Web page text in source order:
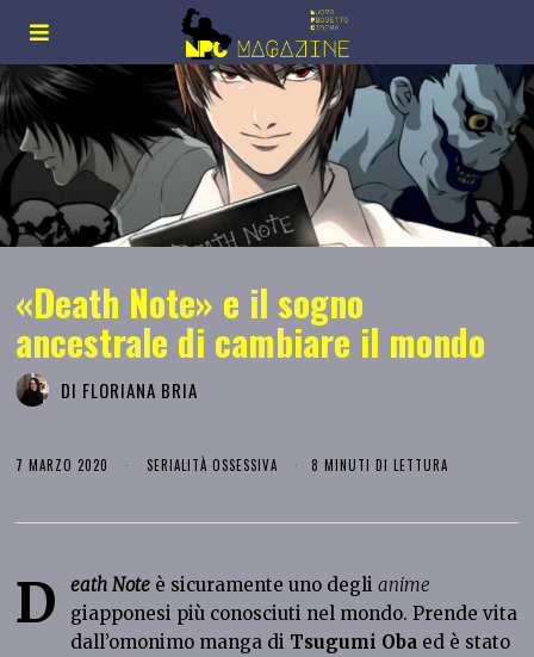
«Death Note» e il sogno
ancestrale di cambiare il mondo
DI FLORIANA BRIA
7 MARZO 2020 SERIALITÀ OSSESSIVA 8 MINUTI DI LETTURA
D eath Note è sicuramente uno deglianime
giapponesi più conosciuti nel mondo. Prende vita
dall’omonimo manga di Tsugumi Oba ed è stato